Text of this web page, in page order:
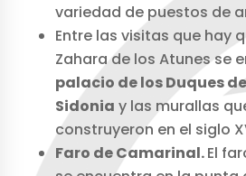
variedad de puestos de
Entre las visitas que hay
Zahara de los Atunes se
palacio de los Duques
Sidonia y las murallas
construyeron en el siglo
Faro de Camarinal.El